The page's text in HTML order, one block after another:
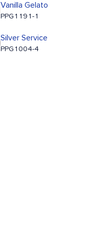
Vanilla Gelato
PPG1191-1
Silver Service
PPG1004-4